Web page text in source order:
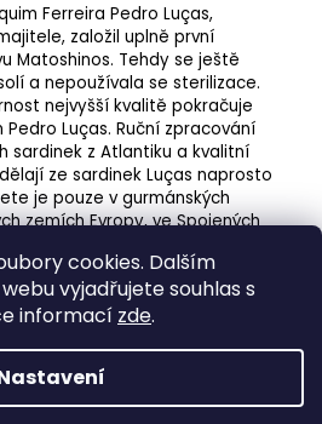
cookies. Dalším
vyjadřujete souhlas s
informací zde.
Ferreira Pedro Luças,
založil uplně první
Matoshinos. Tehdy se ještě
a nepoužívala se sterilizace.
nejvyšší kvalitě pokračuje
Luças. Ruční zpracování
sardinek z Atlantiku a kvalitní
ze sardinek Luças naprosto
je pouze v gurmánských
zemích Evropy, ve Spojených
a nejvyšší kvalitě.